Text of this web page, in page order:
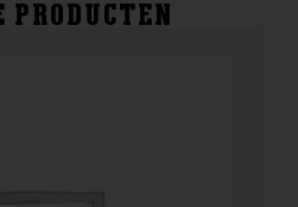
PRODUCTEN